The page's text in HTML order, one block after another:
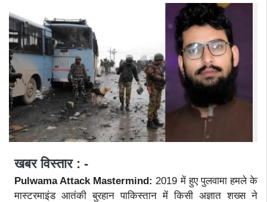
खबर विस्तार : -
Pulwama Attack Mastermind: 2019 में हुए पुलवामा हमले के
मास्टरमाइंड आतंकी बुरहान पाकिस्तान में किसी अज्ञात शख्स ने